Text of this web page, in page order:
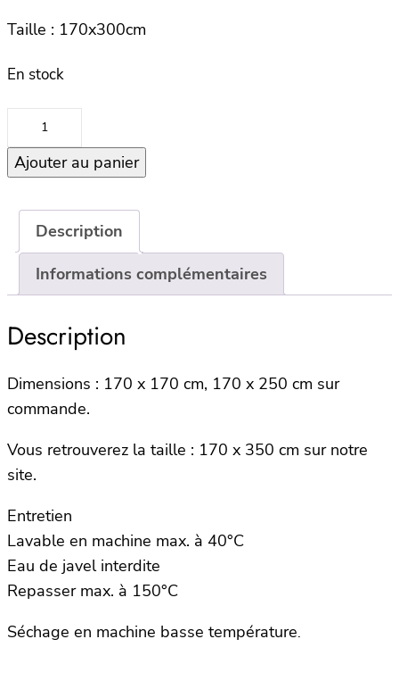
Taille : 170x300cm
En stock
quantité
Nappe
–
NATUREL
Ajouter au panier
Description
Informations complémentaires
Description
Dimensions : 170 x 170 cm, 170 x 250 cm sur
commande.
Vous retrouverez la taille : 170 x 350 cm sur notre
site.
Entretien
Lavable en machine max. à 40°C
Eau de javel interdite
Repasser max. à 150°C
Séchage en machine basse température.